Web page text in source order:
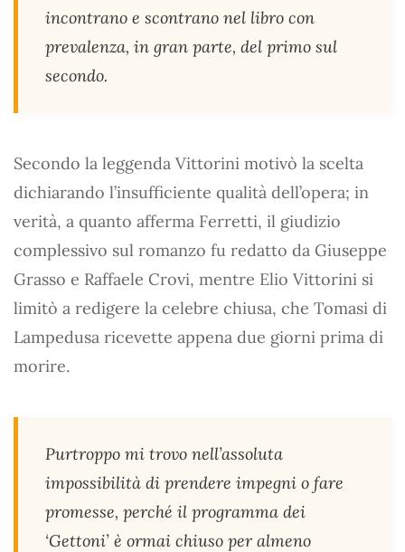
incontrano e scontrano nel libro con
prevalenza, in gran parte, del primo sul
secondo.
Secondo la leggenda Vittorini motivò la scelta
dichiarando l’insufficiente qualità dell’opera; in
verità, a quanto afferma Ferretti, il giudizio
complessivo sul romanzo fu redatto da Giuseppe
Grasso e Raffaele Crovi, mentre Elio Vittorini si
limitò a redigere la celebre chiusa, che Tomasi di
Lampedusa ricevette appena due giorni prima di
morire.
Purtroppo mi trovo nell’assoluta
impossibilità di prendere impegni o fare
promesse, perché il programma dei
‘Gettoni’ è ormai chiuso per almeno